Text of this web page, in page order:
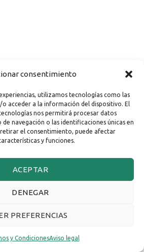
consentimiento
utilizamos tecnologías como las
acceder a la información del dispositivo. El
nos permitirá procesar datos
navegación o las identificaciones únicas en
el consentimiento, puede afectar
y funciones.
ACEPTAR
DENEGAR
PREFERENCIAS
y CondicionesAviso legal